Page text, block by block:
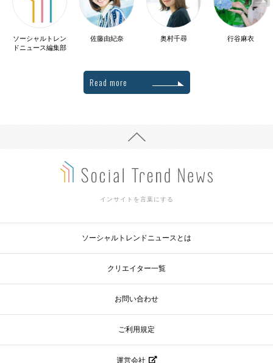
ソーシャルトレン
ドニュース編集部
佐藤由紀奈 奥村千尋 行谷麻衣
Read more
インサイトを言葉にする
ソーシャルトレンドニュースとは
クリエイター一覧
お問い合わせ
ご利用規定
運営会社